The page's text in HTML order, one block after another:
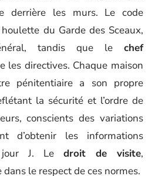
derrière les murs. Le code
du Garde des Sceaux,
tandis que le chef
les directives. Chaque maison
pénitentiaire a son propre
la sécurité et l’ordre de
conscients des variations
d’obtenir les informations
jour J. Le droit de visite,
dans le respect de ces normes.